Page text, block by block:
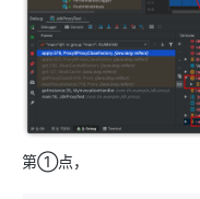
第①点，